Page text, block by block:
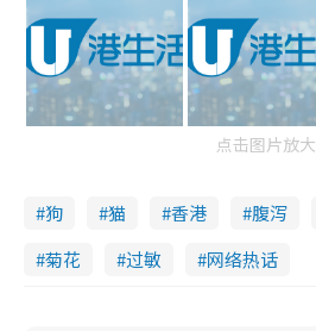
点击图片放大
狗 猫 香港 腹泻
菊花
过敏 网络热话